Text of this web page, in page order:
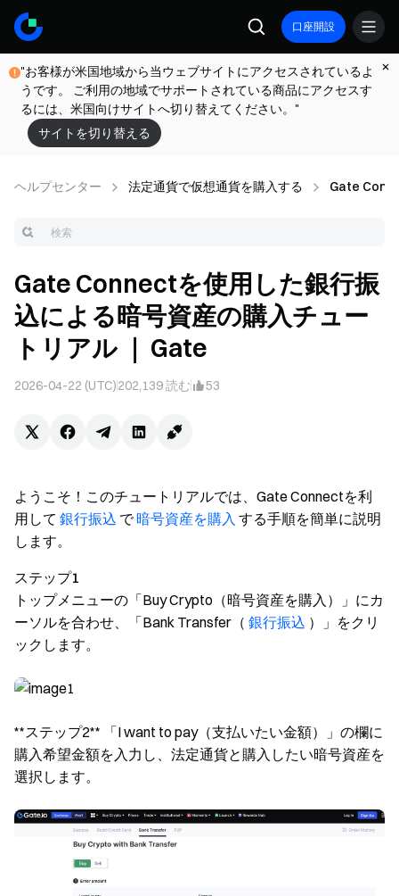
口座開設
"お客様が米国地域から当ウェブサイトにアクセスされているよ
うです。 ご利用の地域でサポートされている商品にアクセスす
るには、米国向けサイトへ切り替えてください。"
サイトを切り替える
ヘルプセンター 法定通貨で仮想通貨を購入する Gate
Gate Connectを使用した銀行振
込による暗号資産の購入チュー
トリアル ｜ Gate
2026-04-22 (UTC)202,139読む 53
ようこそ！このチュートリアルでは、Gate Connectを利
用して 銀行振込 で暗号資産を購入 する手順を簡単に説明
します。
ステップ1
トップメニューの「Buy Crypto（暗号資産を購入）」にカ
ーソルを合わせ、「Bank Transfer（ 銀行振込 ）」をクリ
ックします。
**ステップ2** 「I want to pay（支払いたい金額）」の欄に
購入希望金額を入力し、法定通貨と購入したい暗号資産を
選択します。